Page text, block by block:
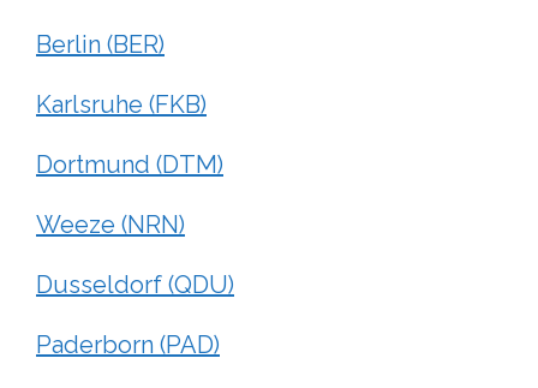
Berlin (BER)
Karlsruhe (FKB)
Dortmund (DTM)
Weeze (NRN)
Dusseldorf (QDU)
Paderborn (PAD)